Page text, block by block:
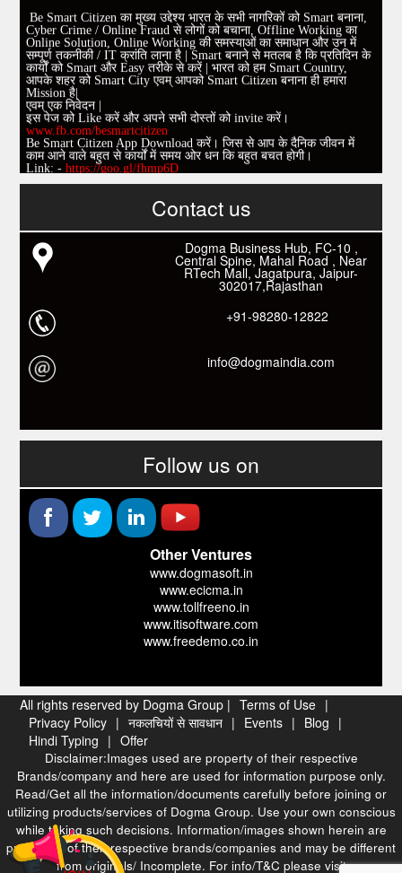
Be Smart Citizen का मुख्य उद्देश्य भारत के सभी नागरिकों को Smart बनाना,
Cyber Crime / Online Fraud से लोगों को बचाना, Offline Working का
Online Solution, Online Working की समस्याओं का समाधान और उन में
सम्पूर्ण तकनीकी / IT क्रांति लाना है | Smart बनाने से मतलब है कि प्रतिदिन के
कार्यों को Smart और Easy तरीके से करें | भारत को हम Smart Country,
आपके शहर को Smart City एवम् आपको Smart Citizen बनाना ही हमारा
Mission है|
एवम् एक निवेदन |
इस पेज को Like करें और अपने सभी दोस्तों को invite करें।
www.fb.com/besmartcitizen
Be Smart Citizen App Download करें। जिस से आप के दैनिक जीवन में
काम आने वाले बहुत से कार्यों में समय ओर धन कि बहुत बचत होगी।
Link: - https://goo.gl/fhmp6D
यदि आप को इस App में कुछ भी जानकारी लेनी हो तो कम से कम एक बार
Download कारों ओर जानो Smart Work के तरीके।
Contact us
Dogma Business Hub, FC-10 ,
Central Spine, Mahal Road , Near
RTech Mall, Jagatpura, Jaipur-
302017,Rajasthan
+91-98280-12822
info@dogmaindia.com
Follow us on
Other Ventures
www.dogmasoft.in
www.ecicma.in
www.tollfreeno.in
www.itisoftware.com
www.freedemo.co.in
All rights reserved by Dogma Group | Terms of Use |
Privacy Policy | नकलचियों से सावधान | Events | Blog |
Hindi Typing | Offer
Disclaimer:Images used are property of their respective
Brands/company and here are used for information purpose only.
Read/Get all the information/documents carefully before joining or
utilizing products/services of Dogma Group. Use your own conscious
while taking such decisions. Information/images shown herein are
properties of their respective brands/companies and may be different
from originals/ Incomplete. For info/T&C please visit